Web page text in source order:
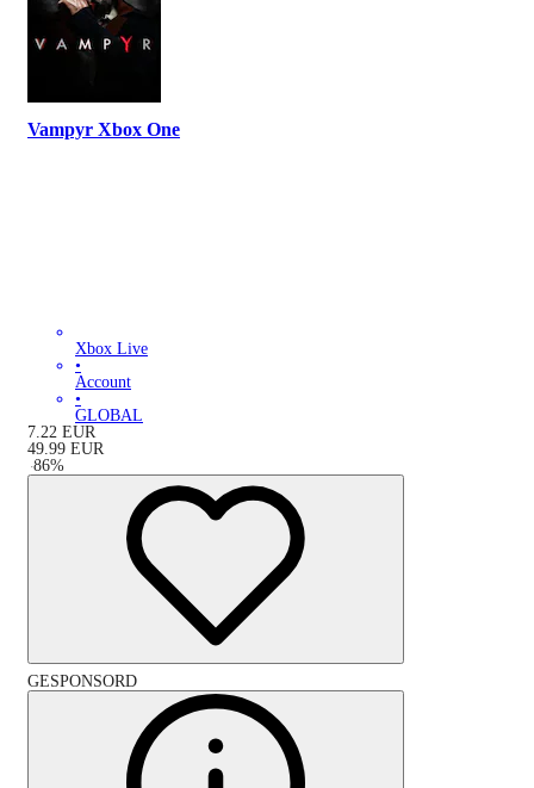
Vampyr Xbox One
Xbox Live
•
Account
•
GLOBAL
7.22 EUR
49.99 EUR
-86%
GESPONSORD